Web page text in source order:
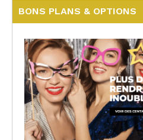
BONS PLANS & OPTIONS